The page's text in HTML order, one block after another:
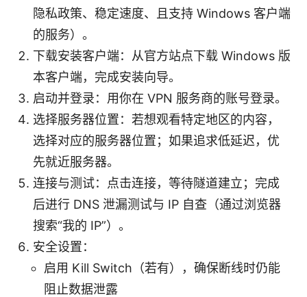
隐私政策、稳定速度、且支持 Windows 客户端
的服务）。
下载安装客户端：从官方站点下载 Windows 版
本客户端，完成安装向导。
启动并登录：用你在 VPN 服务商的账号登录。
选择服务器位置：若想观看特定地区的内容，
选择对应的服务器位置；如果追求低延迟，优
先就近服务器。
连接与测试：点击连接，等待隧道建立；完成
后进行 DNS 泄漏测试与 IP 自查（通过浏览器
搜索“我的 IP”）。
安全设置：
启用 Kill Switch（若有），确保断线时仍能
阻止数据泄露